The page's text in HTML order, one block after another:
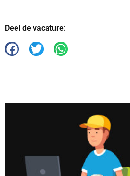
Deel de vacature: